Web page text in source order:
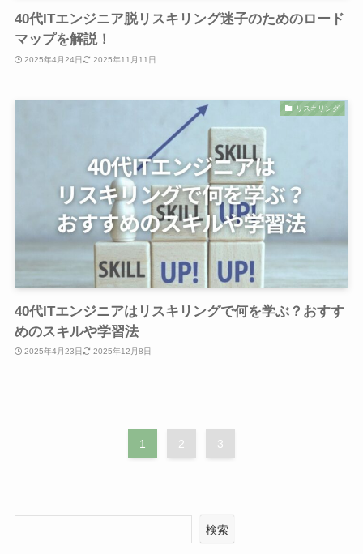
40代ITエンジニア脱リスキリング迷子のためのロード
マップを解説！
2025年4月24日 2025年11月11日
リスキリング
40代ITエンジニアはリスキリングで何を学ぶ？おすす
めのスキルや学習法
2025年4月23日 2025年12月8日
1 2 3
検索